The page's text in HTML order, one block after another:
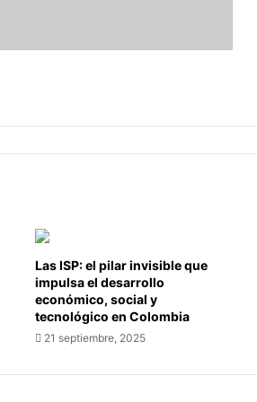
Las ISP: el pilar invisible que
impulsa el desarrollo
económico, social y
tecnológico en Colombia
21 septiembre, 2025